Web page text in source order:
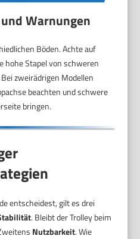
Warnungen
Böden. Achte auf
hohe Stapel von schweren
zweirädrigen Modellen
beachten und schwere
bringen.
entscheidest, gilt es drei
. Bleibt der Trolley beim
Nutzbarkeit. Wie